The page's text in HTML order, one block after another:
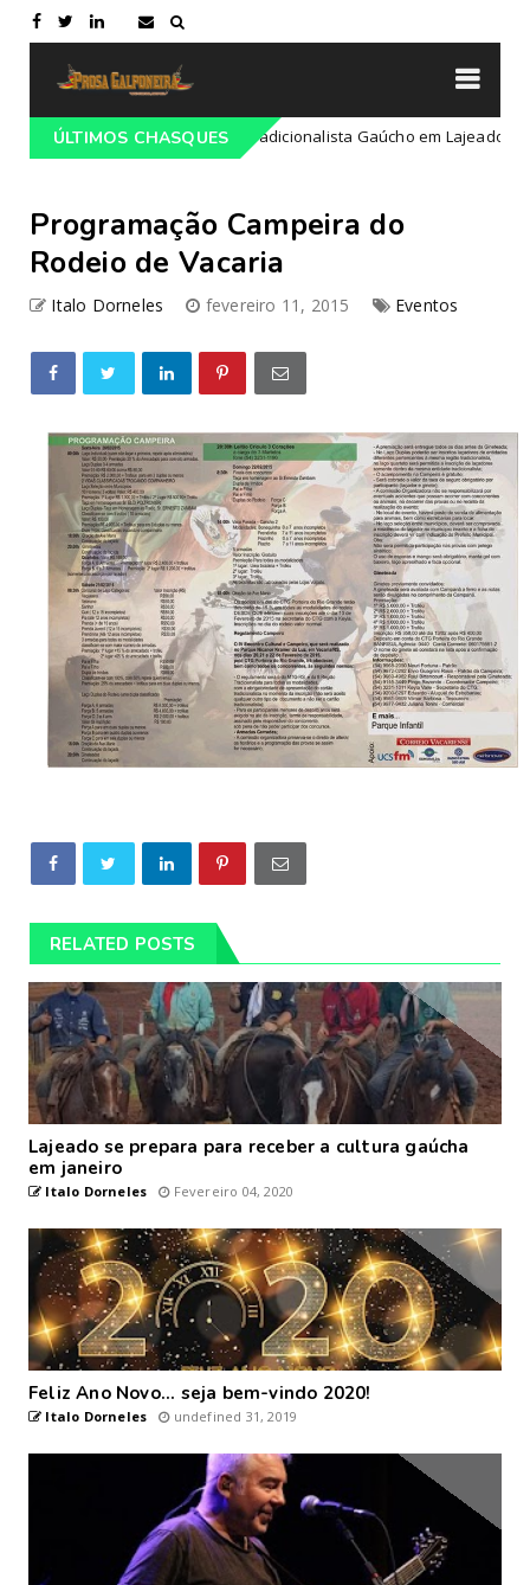
ÚLTIMOS CHASQUES
do 68º Congresso Tradicionalista Gaúcho em Lajeado-RS
Programação Campeira do
Rodeio de Vacaria
Italo Dorneles fevereiro 11, 2015 Eventos
RELATED POSTS
Lajeado se prepara para receber a cultura gaúcha
em janeiro
Italo Dorneles Fevereiro 04, 2020
Feliz Ano Novo... seja bem-vindo 2020!
Italo Dorneles undefined 31, 2019